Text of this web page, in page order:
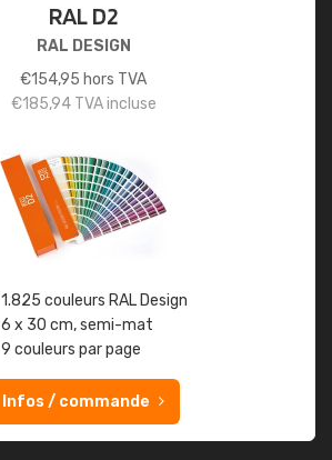
RAL D2
RAL DESIGN
€154,95 hors TVA
€185,94TVA incluse
1.825 couleurs RAL Design
6 x 30 cm, semi-mat
9 couleurs par page
Infos / commande